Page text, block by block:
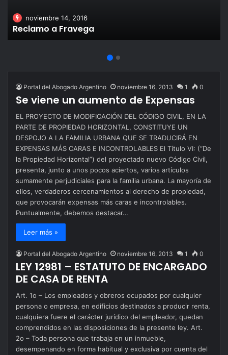
noviembre 14, 2016
Reclamo a Fravega
Portal del Abogado Argentino noviembre 16, 2013 1 0
Se viene un aumento de Expensas
EL PROYECTO DE MODIFICACIÓN DEL CÓDIGO CIVIL, EN LA
PARTE DE PROPIEDAD HORIZONTAL, CONSTITUYE UN
DESPOJO A LA FAMILIA URBANA QUE SE TRADUCIRÁ EN
EXPENSAS MÁS CARAS E INCONTROLABLES El Título VI: (“De
la Propiedad Horizontal”) del proyectado nuevo Código Civil,
presenta, junto a unos pocos aciertos, varios artículos
sumamente perjudiciales para la familia urbana. La mayoría de
ellos, verdaderos cercenamientos al derecho de propiedad,
que provocarán expensas más caras e incontrolables.
Puntualmente, debemos destacar…
Leer más »
Portal del Abogado Argentino noviembre 16, 2013 1 0
LEY 12981 – ESTATUTO DE ENCARGADO
DE CASA DE RENTA
Art. 1o – Los empleados y obreros ocupados por cualquier
persona o empresa, en edificios destinados a producir renta,
cualquiera fuere el carácter jurídico del empleador, quedan
comprendidos en las disposiciones de la presente ley. Art.
2o – Toda persona que trabaja en un inmueble,
desempenando en forma habitual y exclusiva por cuenta del